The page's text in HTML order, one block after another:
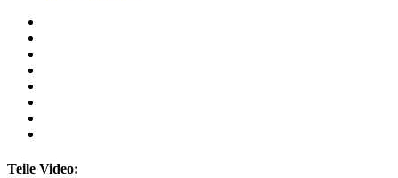
Teile Video: